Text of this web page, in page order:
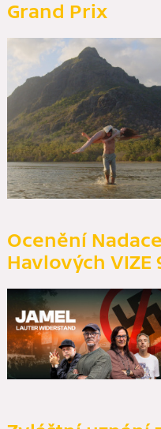
Grand Prix
Ocenění
Havlových VIZE